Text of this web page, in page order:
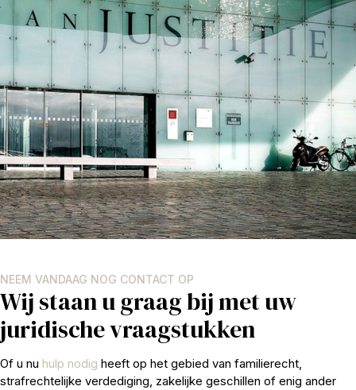
NEEM VANDAAG NOG CONTACT OP
Wij staan u graag bij met uw
juridische vraagstukken
Of u nu hulp nodig heeft op het gebied van familierecht,
strafrechtelijke verdediging, zakelijke geschillen of enig ander